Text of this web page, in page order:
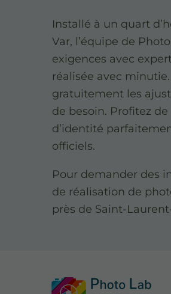
Installé à un quart
Var, l’équipe de
exigences avec
réalisée avec
gratuitement les
de besoin. Profitez
d’identité
officiels.
Pour demander des
de réalisation de
près de Saint-